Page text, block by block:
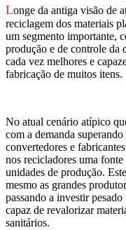
Longe da antiga visão de
reciclagem dos materiais
um segmento importante,
produção e de controle da
cada vez melhores e
fabricação de muitos itens.
No atual cenário atípico
com a demanda
convertedores e
nos recicladores uma fonte
unidades de produção.
mesmo as grandes
passando a investir
capaz de revalorizar
sanitários.